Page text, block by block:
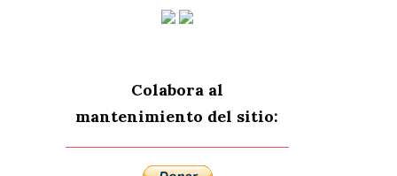
Colabora al
mantenimiento del sitio: